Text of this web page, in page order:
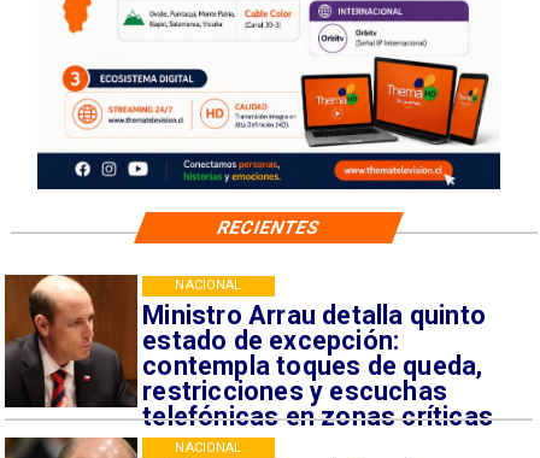
Ministro Arrau detalla quinto
estado de excepción:
contempla toques de queda,
restricciones y escuchas
telefónicas en zonas críticas
NACIONAL
NACIONAL
RECIENTES